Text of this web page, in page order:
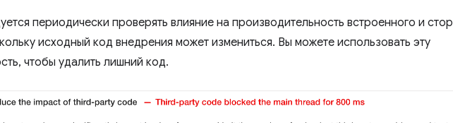
периодически проверять влияние на производительность встроенного и
исходный код внедрения может измениться. Вы можете использовать эту
чтобы удалить лишний код.